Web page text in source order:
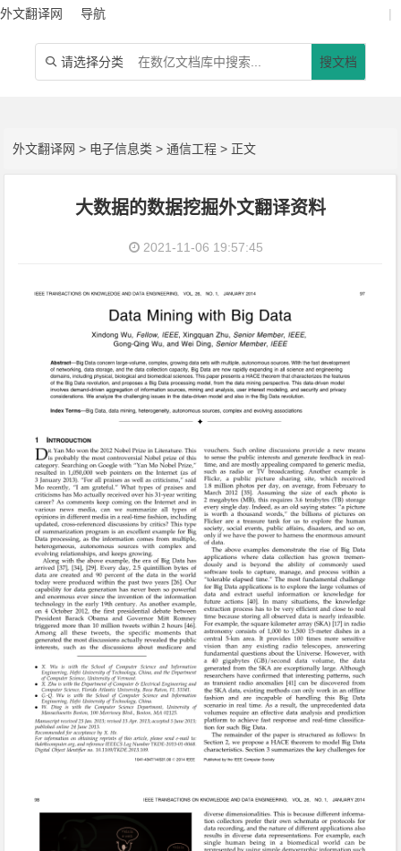
外文翻译网 导航 |
 请选择分类 搜文档
外文翻译网 > 电子信息类 >通信工程 > 正文
大数据的数据挖掘外文翻译资料
2021-11-06 19:57:45